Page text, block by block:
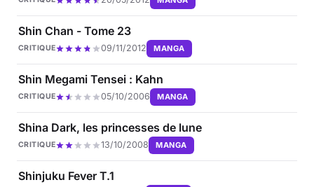
Shin Chan - Tome 23
CRITIQUE 09/11/2012 MANGA
Shin Megami Tensei : Kahn
CRITIQUE 05/10/2006 MANGA
Shina Dark, les princesses de lune
CRITIQUE 13/10/2008 MANGA
Shinjuku Fever T.1